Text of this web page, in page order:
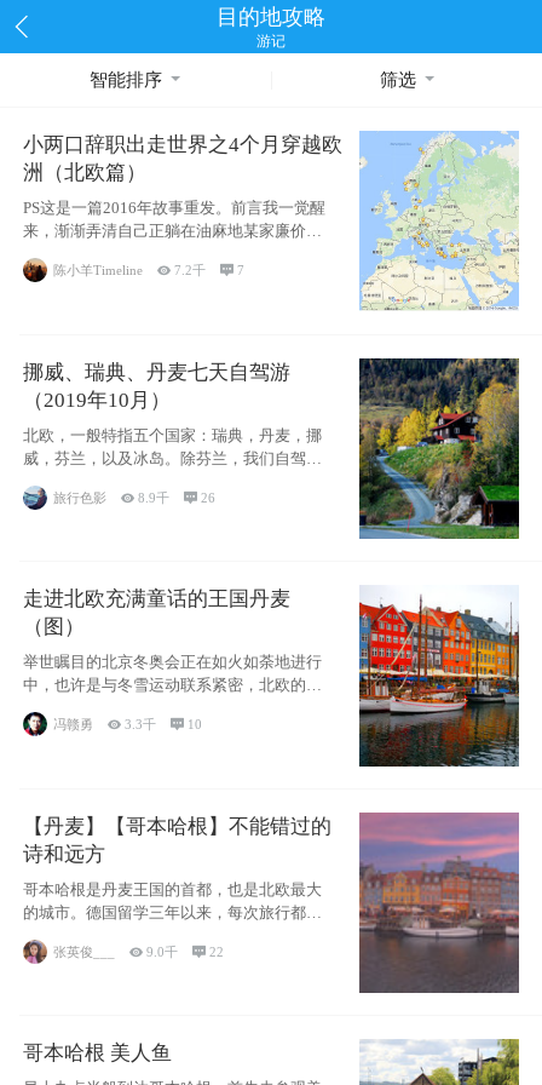
目的地攻略
游记
智能排序 筛选
小两口辞职出走世界之4个月穿越欧
洲（北欧篇）
PS这是一篇2016年故事重发。前言我一觉醒
来，渐渐弄清自己正躺在油麻地某家廉价宾
馆
陈小羊Timeline 7.2千 7
挪威、瑞典、丹麦七天自驾游
（2019年10月）
北欧，一般特指五个国家：瑞典，丹麦，挪
威，芬兰，以及冰岛。除芬兰，我们自驾游
旅行色影 8.9千 26
走进北欧充满童话的王国丹麦
（图）
举世瞩目的北京冬奥会正在如火如荼地进行
中，也许是与冬雪运动联系紧密，北欧的一
些国家因
冯赣勇 3.3千  10
【丹麦】【哥本哈根】不能错过的
诗和远方
哥本哈根是丹麦王国的首都，也是北欧最大
的城市。德国留学三年以来，每次旅行都是
张英俊___ 9.0千 22
哥本哈根 美人鱼